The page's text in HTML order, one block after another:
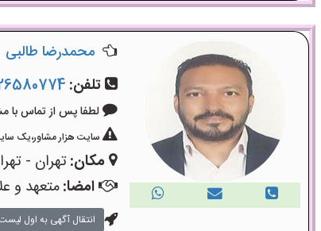
محمدرضا طالبی
تلفن:
لطفا پس از تماس با مشاور
سایت هزار مشاور،یک
مکان:تهران -
امضا:متعهد و
انتقال آگهی به اول